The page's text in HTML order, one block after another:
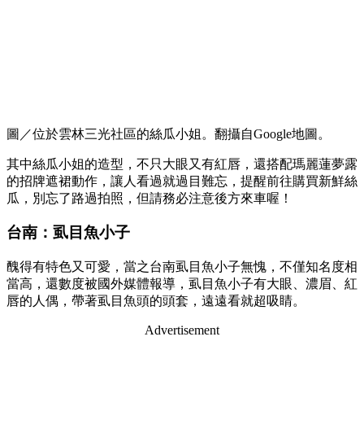
圖／位於雲林三光社區的絲瓜小姐。翻攝自Google地圖。
其中絲瓜小姐的造型，不只大眼又有紅唇，還搭配瑪麗蓮夢露
的招牌遮裙動作，讓人看過就過目難忘，提醒前往購買新鮮絲
瓜，別忘了路過拍照，但請務必注意後方來車喔！
台南：虱目魚小子
醜得有特色又可愛，當之台南虱目魚小子無愧，不僅知名度相
當高，還數度被國外媒體報導，虱目魚小子有大眼、濃眉、紅
唇的人偶，帶著虱目魚頭的頭套，遠遠看就超吸睛。
Advertisement